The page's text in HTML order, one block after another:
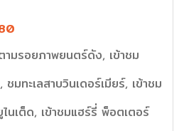
มรอยภาพยนตร์ดัง, เข้าชม
ชมทะเลสาบวินเดอร์เมียร์, เข้าชม
นเต็ด, เข้าชมแฮร์รี่ พ็อตเตอร์